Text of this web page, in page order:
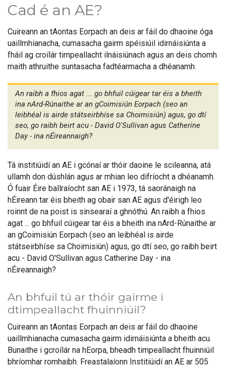
Cad é an AE?
Cuireann an tAontas Eorpach an deis ar fáil do dhaoine óga
uaillmhianacha, cumasacha gairm spéisiúil idirnáisiúnta a
fháil ag croílár timpeallacht ilnáisiúnach agus an deis chomh
maith athruithe suntasacha fadtéarmacha a dhéanamh.
An raibh a fhios agat ... go bhfuil cúigear tar éis a bheith
ina nArd-Rúnaithe ar an gCoimisiún Eorpach (seo an
leibhéal is airde státseirbhíse sa Choimisiún) agus, go dtí
seo, go raibh beirt acu - David O'Sullivan agus Catherine
Day - ina nÉireannaigh?
Tá institiúidí an AE i gcónaí ar thóir daoine le scileanna, atá
ullamh don dúshlán agus ar mhian leo difríocht a dhéanamh.
Ó fuair Éire ballraíocht san AE i 1973, tá saoránaigh na
hÉireann tar éis bheith ag obair san AE agus d'éirigh leo
roinnt de na poist is sinsearaí a ghnóthú. An raibh a fhios
agat ... go bhfuil cúigear tar éis a bheith ina nArd-Rúnaithe ar
an gCoimisiún Eorpach (seo an leibhéal is airde
státseirbhíse sa Choimisiún) agus, go dtí seo, go raibh beirt
acu - David O'Sullivan agus Catherine Day - ina
nÉireannaigh?
An bhfuil tú ar thóir gairme i
dtimpeallacht fhuinniúil?
Cuireann an tAontas Eorpach an deis ar fáil do dhaoine
uaillmhianacha cumasacha gairm idirnáisiúnta a bheith acu.
Bunaithe i gcroílár na hEorpa, bheadh timpeallacht fhuinniúil
bhríomhar romhaibh. Freastalaíonn Institiúidí an AE ar 505